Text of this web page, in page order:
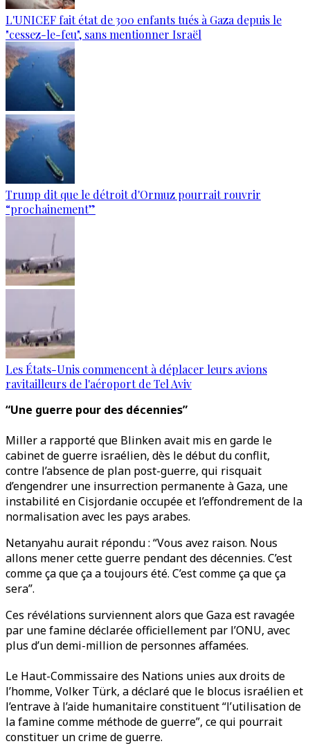
L'UNICEF fait état de 300 enfants tués à Gaza depuis le
"cessez-le-feu", sans mentionner Israël
Trump dit que le détroit d'Ormuz pourrait rouvrir
“prochainement”
Les États-Unis commencent à déplacer leurs avions
ravitailleurs de l'aéroport de Tel Aviv
“Une guerre pour des décennies”
Miller a rapporté que Blinken avait mis en garde le
cabinet de guerre israélien, dès le début du conflit,
contre l’absence de plan post-guerre, qui risquait
d’engendrer une insurrection permanente à Gaza, une
instabilité en Cisjordanie occupée et l’effondrement de la
normalisation avec les pays arabes.
Netanyahu aurait répondu : “Vous avez raison. Nous
allons mener cette guerre pendant des décennies. C’est
comme ça que ça a toujours été. C’est comme ça que ça
sera”.
Ces révélations surviennent alors que Gaza est ravagée
par une famine déclarée officiellement par l’ONU, avec
plus d’un demi-million de personnes affamées.
Le Haut-Commissaire des Nations unies aux droits de
l’homme, Volker Türk, a déclaré que le blocus israélien et
l’entrave à l’aide humanitaire constituent “l’utilisation de
la famine comme méthode de guerre”, ce qui pourrait
constituer un crime de guerre.